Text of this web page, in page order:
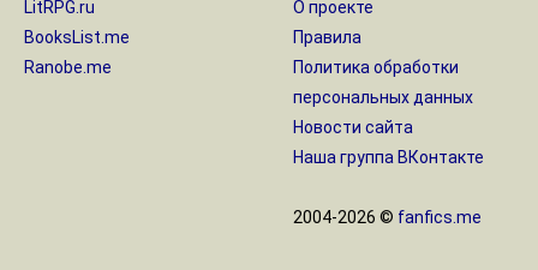
LitRPG.ru
BooksList.me
Ranobe.me
О проекте
Правила
Политика обработки
персональных данных
Новости сайта
Наша группа ВКонтакте
2004-2026 © fanfics.me